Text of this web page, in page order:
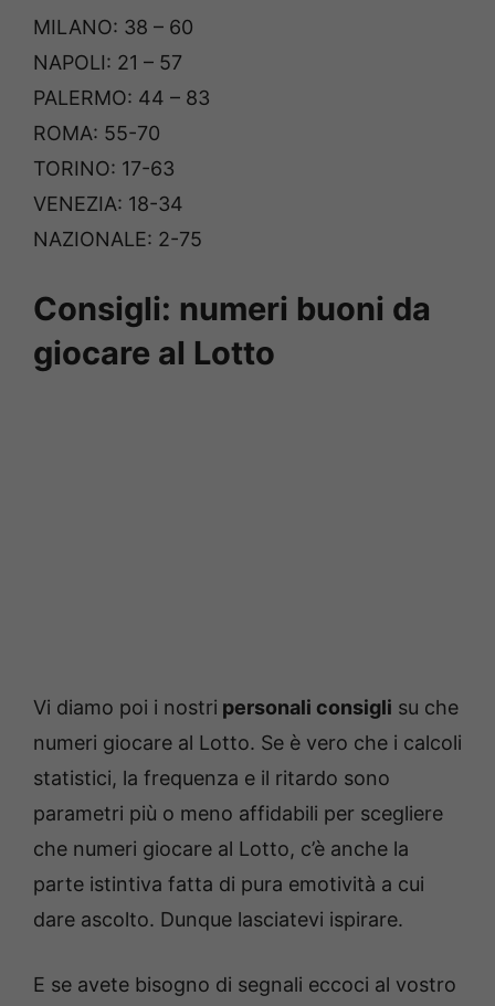
MILANO: 38 – 60
NAPOLI: 21 – 57
PALERMO: 44 – 83
ROMA: 55-70
TORINO: 17-63
VENEZIA: 18-34
NAZIONALE: 2-75
Consigli: numeri buoni da
giocare al Lotto
Vi diamo poi i nostri personali consigli su che
numeri giocare al Lotto. Se è vero che i calcoli
statistici, la frequenza e il ritardo sono
parametri più o meno affidabili per scegliere
che numeri giocare al Lotto, c’è anche la
parte istintiva fatta di pura emotività a cui
dare ascolto. Dunque lasciatevi ispirare.
E se avete bisogno di segnali eccoci al vostro